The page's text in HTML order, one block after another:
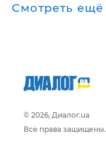
Смотреть ещё
© 2026, Диалог.ua
Все права защищены.